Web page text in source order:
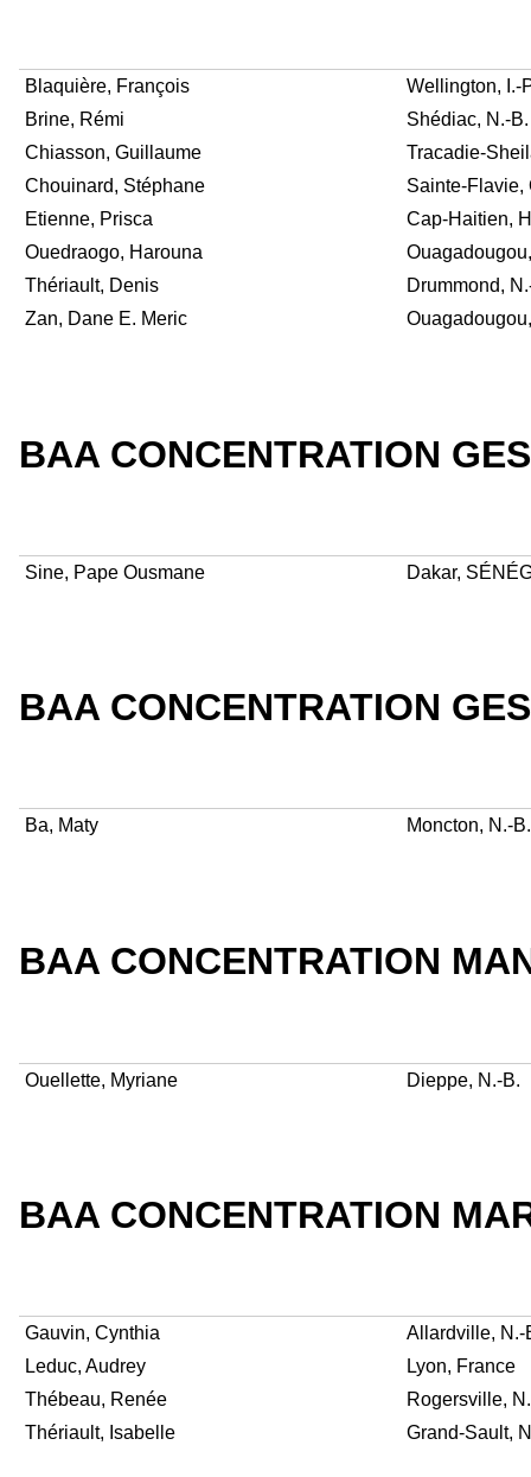
Blaquière, François
Wellington, I.-
Brine, Rémi
Shédiac, N.-B.
Chiasson, Guillaume
Tracadie-
Chouinard, Stéphane
Sainte-Flavie,
Etienne, Prisca
Cap-Haitien,
Ouedraogo, Harouna
Thériault, Denis
Drummond,
Zan, Dane E. Meric
BAA CONCENTRATION
Sine, Pape Ousmane Dakar,
BAA CONCENTRATION
Ba, Maty Moncton, N.-B.
BAA CONCENTRATION
Ouellette, Myriane Dieppe, N.-B.
BAA CONCENTRATION
Gauvin, Cynthia
Allardville, N.-
Leduc, Audrey
Lyon, France
Thébeau, Renée
Rogersville,
Thériault, Isabelle
Grand-Sault,